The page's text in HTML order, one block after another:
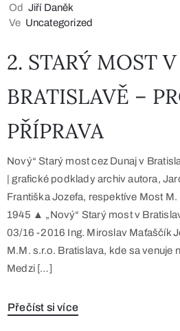
Od Jiří Daněk
Ve Uncategorized
2. STARÝ MOST V
BRATISLAVĚ –
PŘÍPRAVA
Nový“ Starý most cez Dunaj v
| grafické podklady archiv autora,
Františka Jozefa, respektíve Most
1945 ▲ „Nový“ Starý most v
03/16 -2016 Ing. Miroslav Maťaščík
M.M. s.r.o. Bratislava, kde sa venuje
Medzi […]
Přečíst si více